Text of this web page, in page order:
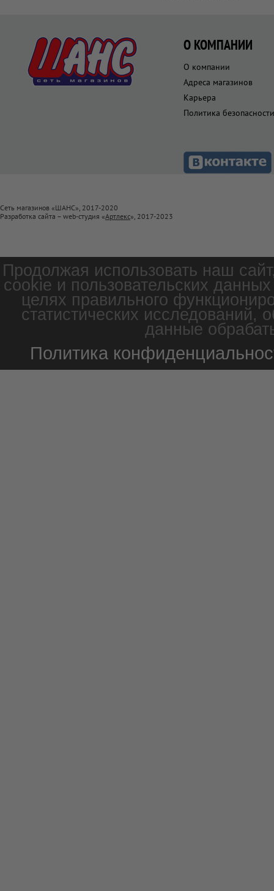
О КОМПАНИИ
О компании
Адреса магазинов
Карьера
Политика безопасности
Сеть магазинов «ШАНС», 2017-2020
Разработка сайта – web-студия «Артлекс», 2017-2023
Продолжая использовать наш
cookie и пользовательских
целях правильного
статистических
данные
Политика